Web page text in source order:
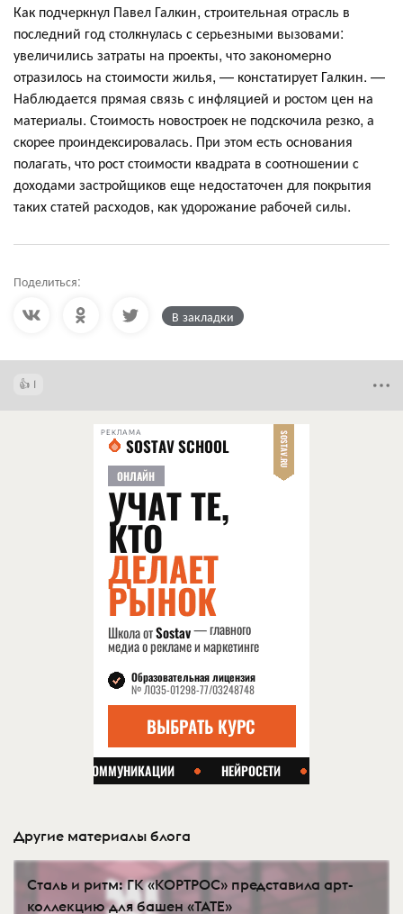
Как подчеркнул Павел Галкин, строительная отрасль в
последний год столкнулась с серьезными вызовами:
увеличились затраты на проекты, что закономерно
отразилось на стоимости жилья, — констатирует Галкин. —
Наблюдается прямая связь с инфляцией и ростом цен на
материалы. Стоимость новостроек не подскочила резко, а
скорее проиндексировалась. При этом есть основания
полагать, что рост стоимости квадрата в соотношении с
доходами застройщиков еще недостаточен для покрытия
таких статей расходов, как удорожание рабочей силы.
Поделиться:
В закладки
1
РЕКЛАМА
Другие материалы блога
Сталь и ритм: ГК «КОРТРОС» представила арт-
коллекцию для башен «TATE»